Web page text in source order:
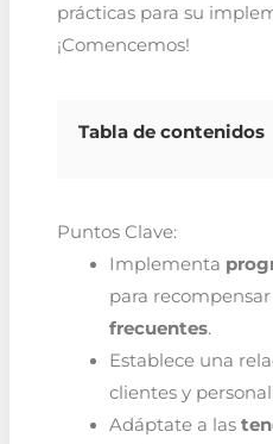
prácticas para su
¡Comencemos!
Tabla de contenidos
Puntos Clave:
Implementa
para
frecuentes.
Establece una
clientes y
Adáptate a las